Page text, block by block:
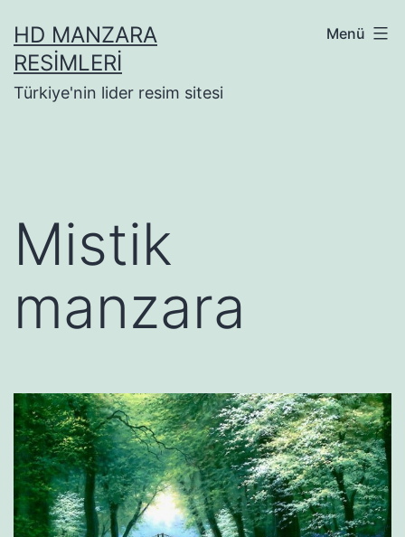
geçHD MANZARA
RESIMLERI
Türkiye'nin lider resim sitesi
Menü
Mistik
manzara